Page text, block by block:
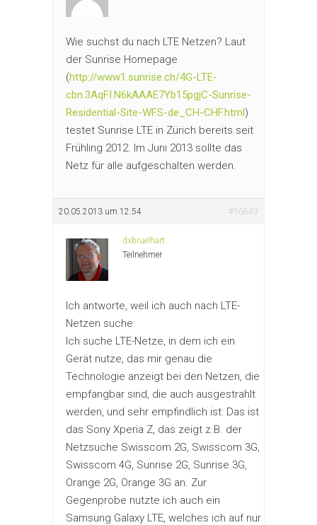
Wie suchst du nach LTE Netzen? Laut
der Sunrise Homepage
(http://www1.sunrise.ch/4G-LTE-
cbn.3AqFI.N6kAAAE7Yb15pgjC-Sunrise-
Residential-Site-WFS-de_CH-CHF.html)
testet Sunrise LTE in Zürich bereits seit
Frühling 2012. Im Juni 2013 sollte das
Netz für alle aufgeschalten werden.
20.05.2013 um 12:54 #56849
dxbruelhart
Teilnehmer
Ich antworte, weil ich auch nach LTE-
Netzen suche:
Ich suche LTE-Netze, in dem ich ein
Gerät nutze, das mir genau die
Technologie anzeigt bei den Netzen, die
empfangbar sind, die auch ausgestrahlt
werden, und sehr empfindlich ist: Das ist
das Sony Xperia Z, das zeigt z.B. der
Netzsuche Swisscom 2G, Swisscom 3G,
Swisscom 4G, Sunrise 2G, Sunrise 3G,
Orange 2G, Orange 3G an. Zur
Gegenprobe nutzte ich auch ein
Samsung Galaxy LTE, welches ich auf nur